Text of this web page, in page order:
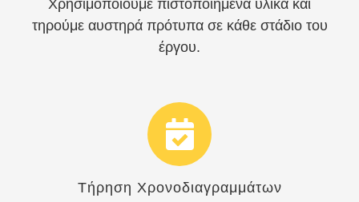
Χρησιμοποιούμε πιστοποιημένα υλικά και
τηρούμε αυστηρά πρότυπα σε κάθε στάδιο του
έργου.
Τήρηση Χρονοδιαγραμμάτων